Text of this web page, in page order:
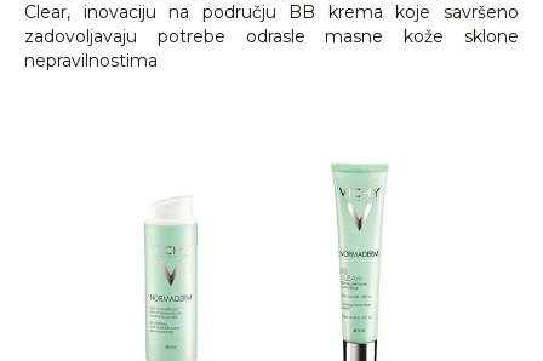
Clear, inovaciju na području BB krema koje savršeno
zadovoljavaju potrebe odrasle masne kože sklone
nepravilnostima